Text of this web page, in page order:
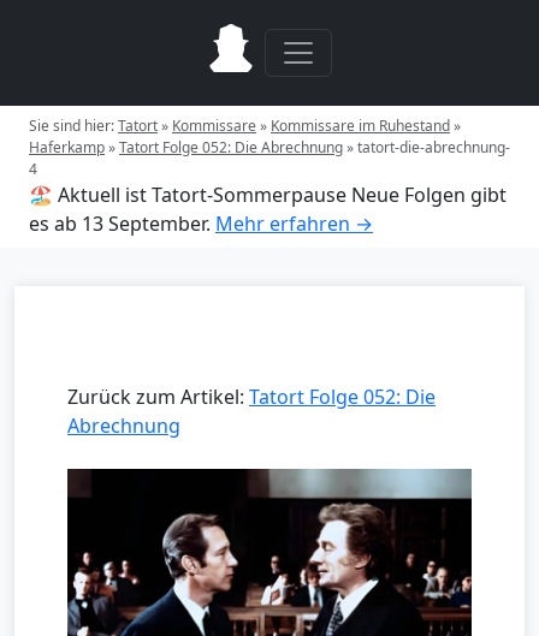
Sie sind hier:Tatort» Kommissare» Kommissare im Ruhestand»
Haferkamp»Tatort Folge 052: Die Abrechnung»tatort-die-abrechnung-
4
🏖️ Aktuell ist Tatort-Sommerpause Neue Folgen gibt
es ab 13 September. Mehr erfahren →
Zurück zum Artikel: Tatort Folge 052: Die
Abrechnung